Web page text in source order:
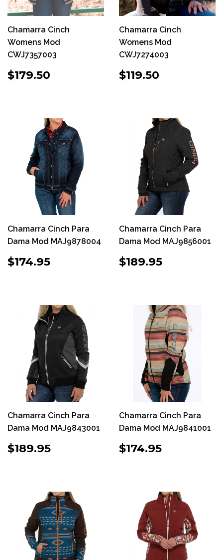
Chamarra Cinch
Womens Mod
CWJ7357003
PRECIO
HABITUAL
$179.50
Chamarra Cinch
Womens Mod
CWJ7274003
PRECIO
HABITUAL
$119.50
Chamarra Cinch Para
Dama Mod MAJ9878004
PRECIO
HABITUAL
$174.95
Chamarra Cinch Para
Dama Mod MAJ9856001
PRECIO
HABITUAL
$189.95
Chamarra Cinch Para
Dama Mod MAJ9843001
PRECIO
HABITUAL
$189.95
Chamarra Cinch Para
Dama Mod MAJ9841001
PRECIO
HABITUAL
$174.95